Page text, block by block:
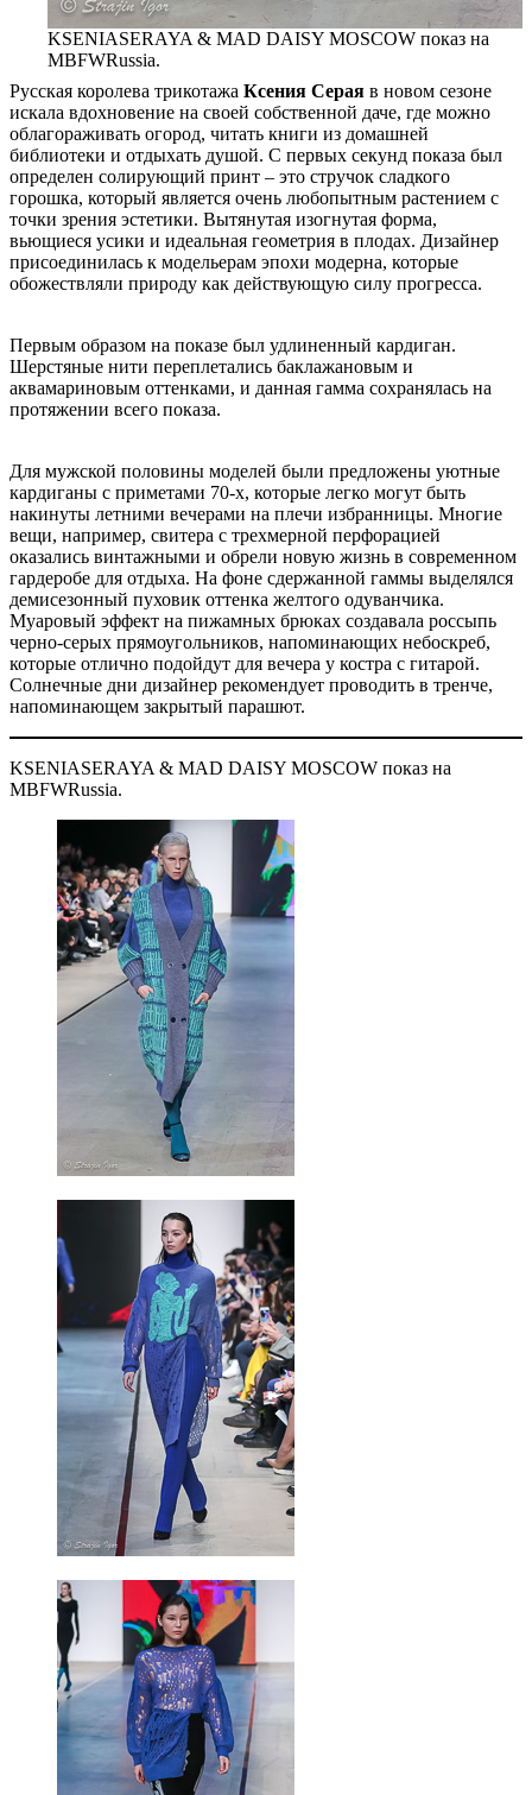
KSENIASERAYA & MAD DAISY MOSCOW показ на
MBFWRussia.
Русская королева трикотажа Ксения Серая в новом сезоне
искала вдохновение на своей собственной даче, где можно
облагораживать огород, читать книги из домашней
библиотеки и отдыхать душой. С первых секунд показа был
определен солирующий принт – это стручок сладкого
горошка, который является очень любопытным растением с
точки зрения эстетики. Вытянутая изогнутая форма,
вьющиеся усики и идеальная геометрия в плодах. Дизайнер
присоединилась к модельерам эпохи модерна, которые
обожествляли природу как действующую силу прогресса.
Первым образом на показе был удлиненный кардиган.
Шерстяные нити переплетались баклажановым и
аквамариновым оттенками, и данная гамма сохранялась на
протяжении всего показа.
Для мужской половины моделей были предложены уютные
кардиганы с приметами 70-х, которые легко могут быть
накинуты летними вечерами на плечи избранницы. Многие
вещи, например, свитера с трехмерной перфорацией
оказались винтажными и обрели новую жизнь в современном
гардеробе для отдыха. На фоне сдержанной гаммы выделялся
демисезонный пуховик оттенка желтого одуванчика.
Муаровый эффект на пижамных брюках создавала россыпь
черно-серых прямоугольников, напоминающих небоскреб,
которые отлично подойдут для вечера у костра с гитарой.
Солнечные дни дизайнер рекомендует проводить в тренче,
напоминающем закрытый парашют.
KSENIASERAYA & MAD DAISY MOSCOW показ на
MBFWRussia.